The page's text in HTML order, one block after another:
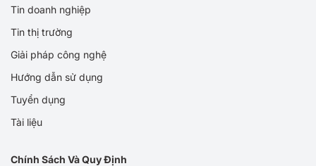
Tin doanh nghiệp
Tin thị trường
Giải pháp công nghệ
Hướng dẫn sử dụng
Tuyển dụng
Tài liệu
Chính Sách Và Quy Định